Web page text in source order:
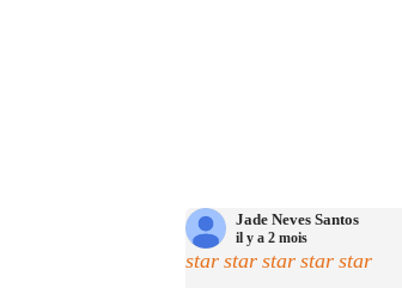
Jade Neves Santos
il y a 2 mois
star star star star star